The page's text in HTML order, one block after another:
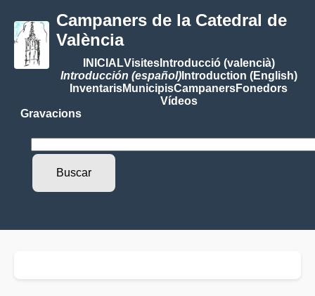
Campaners de la Catedral de
València
INICIALVisitesIntroducció (valencià)
Introducción (español)Introduction (English)
InventarisMunicipisCampanersFonedors
Vídeos
Gravacions